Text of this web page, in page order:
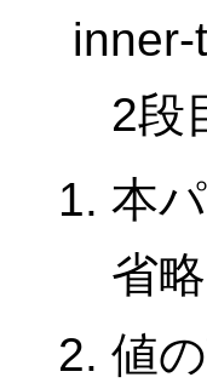
2段
本
省
値